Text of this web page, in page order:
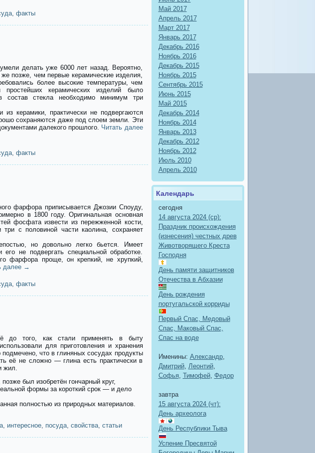
, факты
делать уже 6000 лет назад. Вероятно,
же позже, чем первые керамические изделия,
более высокие температуры, чем
керамических изделий было
состав стекла необходимо минимум три
керамики, практически не подвергаются
сохраняются даже под слоем земли. Эти
далекого прошлого. Читать далее
, факты
фарфора приписывается Джозии Споуду,
в 1800 году. Оригинальная основная
фосфата извести из пережженной кости,
три с половиной части каолина, сохраняет
но довольно легко бьется. Имеет
не подвергать специальной обработке.
фарфора проще, он крепкий, не хрупкий,
далее →
, факты
до того, как стали применять в быту
для приготовления и хранения
что в глиняных сосудах продукты
её не сложно — глина есть практически в
жил.
был изобретён гончарный круг,
формы за короткий срок — и дело
полностью из природных материалов.
, интересное, посуда, свойства, статьи
Май 2017
Апрель 2017
Март 2017
Январь 2017
Декабрь 2016
Ноябрь 2016
Декабрь 2015
Ноябрь 2015
Сентябрь 2015
Июнь 2015
Май 2015
Декабрь 2014
Ноябрь 2014
Январь 2013
Декабрь 2012
Ноябрь 2012
Июль 2010
Апрель 2010
Календарь
сегодня
14 августа 2024 (ср):
Праздник происхождения
(изнесения) честных древ
Животворящего Креста
Господня
День памяти защитников
Отечества в Абхазии
День рождения
португальской корриды
Первый Спас, Медовый
Спас, Маковый Спас,
Спас на воде
Именины: Александр,
Дмитрий, Леонтий,
Софья, Тимофей, Федор
завтра
15 августа 2024 (чт):
День археолога
День Республики Тыва
Успение Пресвятой